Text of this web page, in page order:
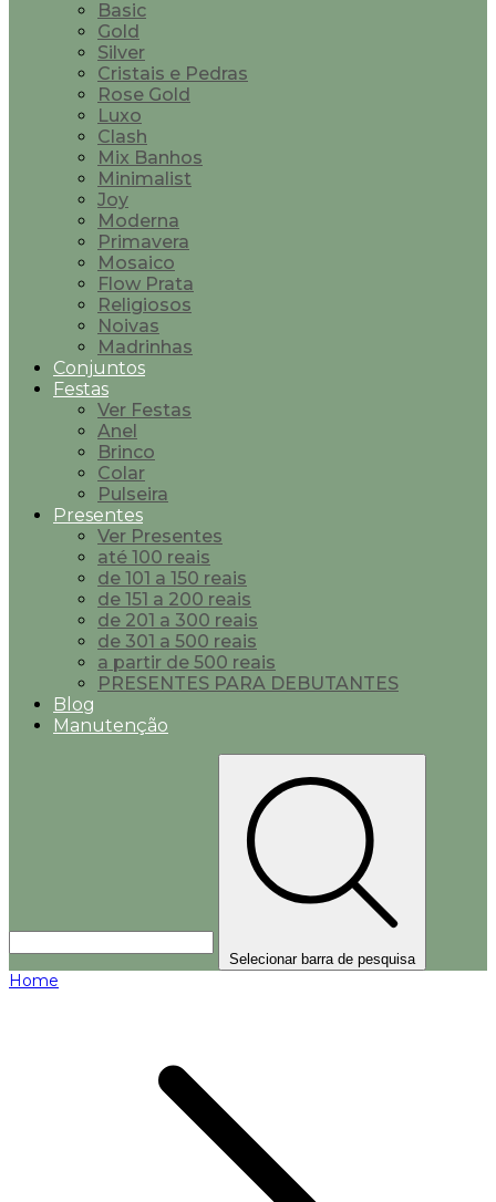
Basic
Gold
Silver
Cristais e Pedras
Rose Gold
Luxo
Clash
Mix Banhos
Minimalist
Joy
Moderna
Primavera
Mosaico
Flow Prata
Religiosos
Noivas
Madrinhas
Conjuntos
Festas
Ver Festas
Anel
Brinco
Colar
Pulseira
Presentes
Ver Presentes
até 100 reais
de 101 a 150 reais
de 151 a 200 reais
de 201 a 300 reais
de 301 a 500 reais
a partir de 500 reais
PRESENTES PARA DEBUTANTES
Blog
Manutenção
Selecionar barra de pesquisa
Home